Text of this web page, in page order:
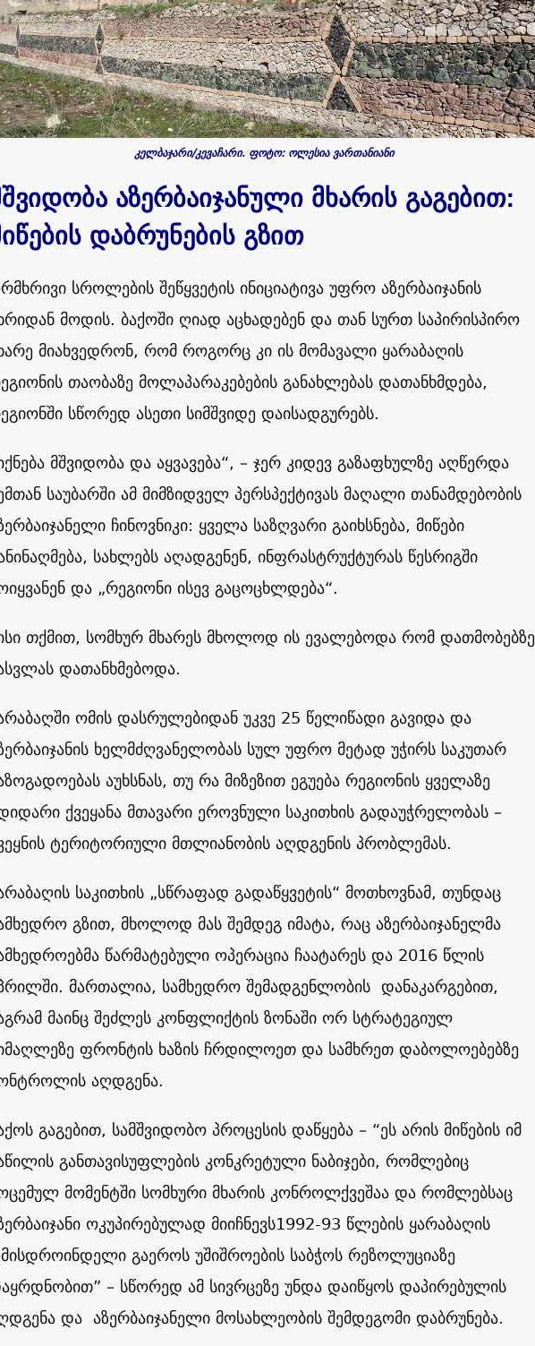
კელბაჯარი/კევაჩარი. ფოტო: ოლესია ვართანიანი
აზერბაიჯანული მხარის გაგებით:
დაბრუნების გზით
სროლების შეწყვეტის ინიციატივა უფრო აზერბაიჯანის
მოდის. ბაქოში ღიად აცხადებენ და თან სურთ საპირისპირო
მიახვედრონ, რომ როგორც კი ის მომავალი ყარაბაღის
თაობაზე მოლაპარაკებების განახლებას დათანხმდება,
სწორედ ასეთი სიმშვიდე დაისადგურებს.
მშვიდობა და აყვავება“, – ჯერ კიდევ გაზაფხულზე აღწერდა
საუბარში ამ მიმზიდველ პერსპექტივას მაღალი თანამდებობის
ჩინოვნიკი: ყველა საზღვარი გაიხსნება, მიწები
სახლებს აღადგენენ, ინფრასტრუქტურას წესრიგში
და „რეგიონი ისევ გაცოცხლდება“.
თქმით, სომხურ მხარეს მხოლოდ ის ევალებოდა რომ დათმობებზე
დათანხმებოდა.
ომის დასრულებიდან უკვე 25 წელიწადი გავიდა და
ხელმძღვანელობას სულ უფრო მეტად უჭირს საკუთარ
აუხსნას, თუ რა მიზეზით ეგუება რეგიონის ყველაზე
ქვეყანა მთავარი ეროვნული საკითხის გადაუჭრელობას –
ტერიტორიული მთლიანობის აღდგენის პრობლემას.
საკითხის „სწრაფად გადაწყვეტის“ მოთხოვნამ, თუნდაც
გზით, მხოლოდ მას შემდეგ იმატა, რაც აზერბაიჯანელმა
წარმატებული ოპერაცია ჩაატარეს და 2016 წლის
მართალია, სამხედრო შემადგენლობის დანაკარგებით,
მაინც შეძლეს კონფლიქტის ზონაში ორ სტრატეგიულ
ფრონტის ხაზის ჩრდილოეთ და სამხრეთ დაბოლოებებზე
აღდგენა.
გაგებით, სამშვიდობო პროცესის დაწყება – “ეს არის მიწების იმ
განთავისუფლების კონკრეტული ნაბიჯები, რომლებიც
მომენტში სომხური მხარის კონროლქვეშაა და რომლებსაც
ოკუპირებულად მიიჩნევს1992-93 წლების ყარაბაღის
გაეროს უშიშროების საბჭოს რეზოლუციაზე
– სწორედ ამ სივრცეზე უნდა დაიწყოს დაპირებულის
და აზერბაიჯანელი მოსახლეობის შემდეგომი დაბრუნება.